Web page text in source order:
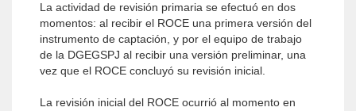
La actividad de revisión primaria se efectuó en dos
momentos: al recibir el ROCE una primera versión del
instrumento de captación, y por el equipo de trabajo
de la DGEGSPJ al recibir una versión preliminar, una
vez que el ROCE concluyó su revisión inicial.
La revisión inicial del ROCE ocurrió al momento en